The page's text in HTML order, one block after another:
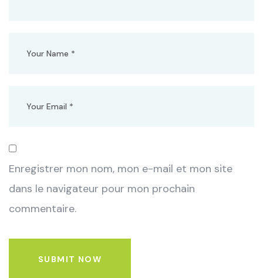
Enregistrer mon nom, mon e-mail et mon site
dans le navigateur pour mon prochain
commentaire.
SUBMIT NOW